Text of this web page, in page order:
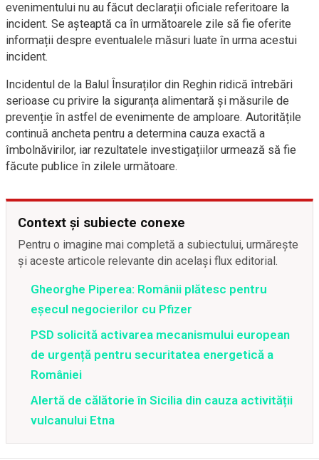
evenimentului nu au făcut declarații oficiale referitoare la
incident. Se așteaptă ca în următoarele zile să fie oferite
informații despre eventualele măsuri luate în urma acestui
incident.
Incidentul de la Balul Însuraților din Reghin ridică întrebări
serioase cu privire la siguranța alimentară și măsurile de
prevenție în astfel de evenimente de amploare. Autoritățile
continuă ancheta pentru a determina cauza exactă a
îmbolnăvirilor, iar rezultatele investigațiilor urmează să fie
făcute publice în zilele următoare.
Context și subiecte conexe
Pentru o imagine mai completă a subiectului, urmărește
și aceste articole relevante din același flux editorial.
Gheorghe Piperea: Românii plătesc pentru
eșecul negocierilor cu Pfizer
PSD solicită activarea mecanismului european
de urgență pentru securitatea energetică a
României
Alertă de călătorie în Sicilia din cauza activității
vulcanului Etna